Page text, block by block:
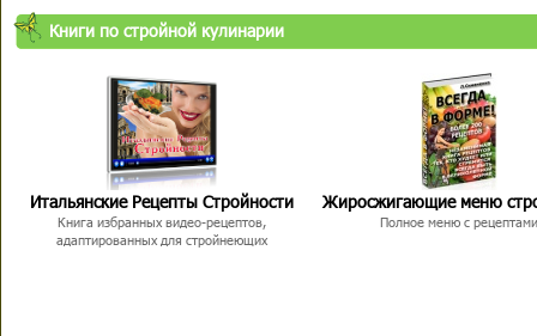
Книги по стройной кулинарии
Итальянские Рецепты Стройности
Книга избранных видео-рецептов,
адаптированных для стройнеющих
Жиросжигающие меню
Полное меню с рецептами